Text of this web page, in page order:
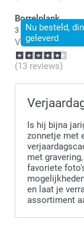
Nu besteld,
geleverd
Borrelplank
3 varianten
Vanaf 24,99
(13 reviews)
Is hij bijna
zonnetje met
met
favoriete
en laat je
assortiment